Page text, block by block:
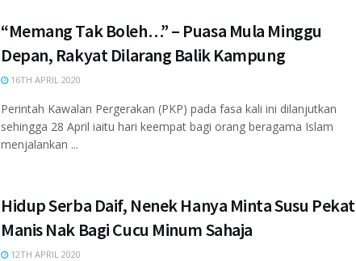
“Memang Tak Boleh…” – Puasa Mula Minggu
Depan, Rakyat Dilarang Balik Kampung
16TH APRIL 2020
Perintah Kawalan Pergerakan (PKP) pada fasa kali ini dilanjutkan
sehingga 28 April iaitu hari keempat bagi orang beragama Islam
menjalankan ...
Hidup Serba Daif, Nenek Hanya Minta Susu Pekat
Manis Nak Bagi Cucu Minum Sahaja
12TH APRIL 2020